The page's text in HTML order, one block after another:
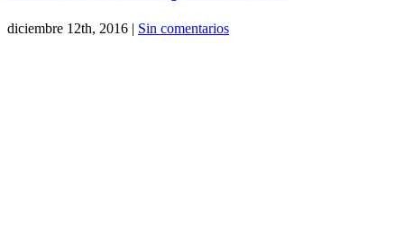
diciembre 12th, 2016 | Sin comentarios